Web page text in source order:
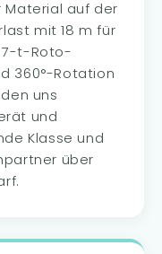
Material auf der
mit 18 m für
7-t-Roto-
360°-Rotation
uns
und
Klasse und
über